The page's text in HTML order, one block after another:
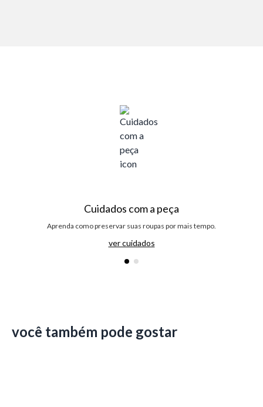
Cuidados com a peça
Aprenda como preservar suas roupas por mais tempo.
ver cuidados
você também pode gostar